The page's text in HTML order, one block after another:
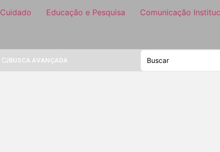
Educação e Pesquisa Comunicação
BUSCA AVANÇADA